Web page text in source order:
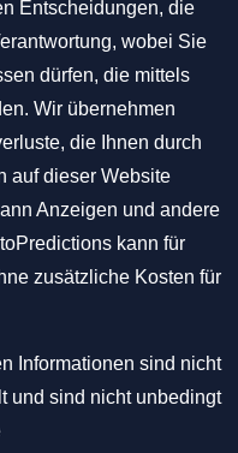
Entscheidungen, die
wobei Sie
dürfen, die mittels
Wir übernehmen
die Ihnen durch
auf dieser Website
Anzeigen und andere
kann für
zusätzliche Kosten für
Informationen sind nicht
und sind nicht unbedingt